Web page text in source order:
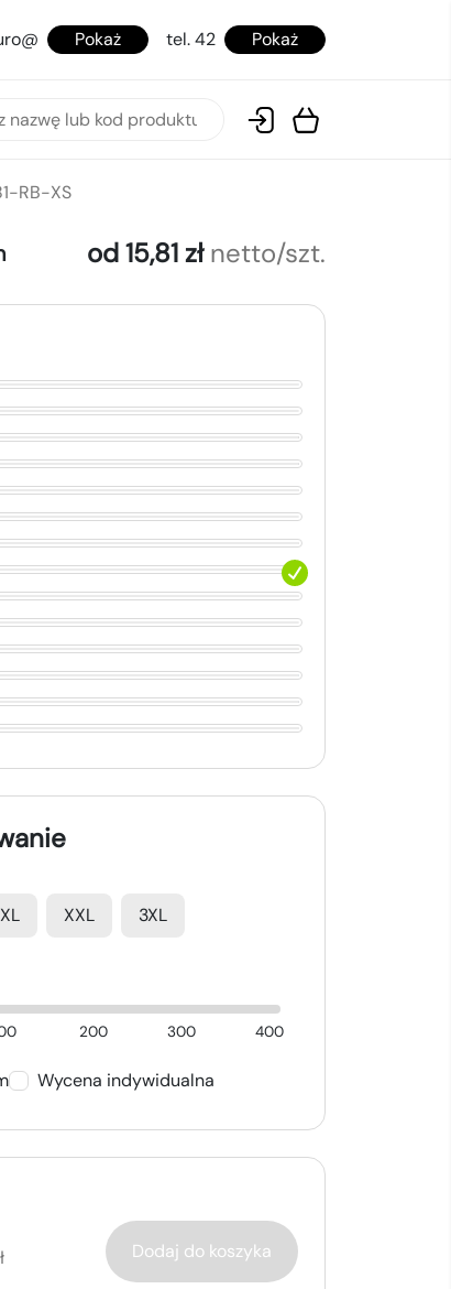
Pokaż tel. 42 Pokaż
RB-XS
od 15,81 zł netto/szt.
XL XXL 3XL
200 300 400
Wycena indywidualna
Dodaj do koszyka